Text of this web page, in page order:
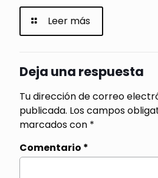
Leer más
Deja una respuesta
Tu dirección de correo
publicada. Los campos
marcados con *
Comentario *